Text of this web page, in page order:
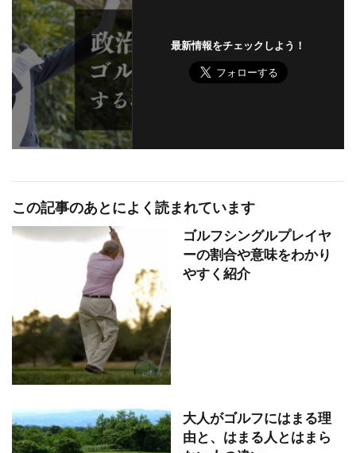
最新情報をチェックしよう！
この記事のあとによく読まれています
ゴルフシングルプレイヤ
ーの割合や意味をわかり
やすく紹介
大人がゴルフにはまる理
由と、はまる人とはまら